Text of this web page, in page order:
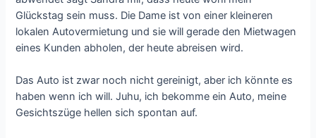
Glückstag sein muss. Die Dame ist von einer kleineren
lokalen Autovermietung und sie will gerade den Mietwagen
eines Kunden abholen, der heute abreisen wird.
Das Auto ist zwar noch nicht gereinigt, aber ich könnte es
haben wenn ich will. Juhu, ich bekomme ein Auto, meine
Gesichtszüge hellen sich spontan auf.